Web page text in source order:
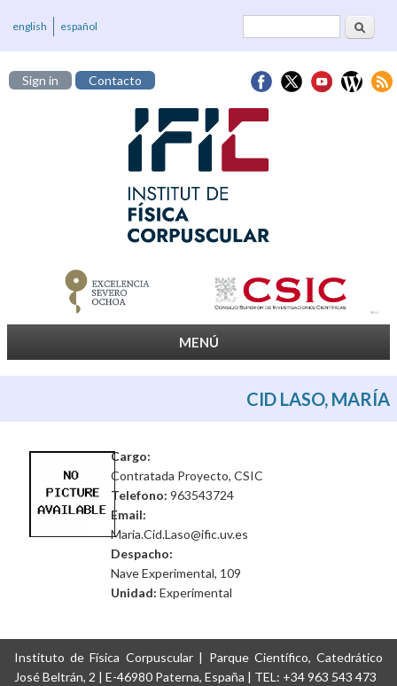
Formulari deCerca
english español
Sign in Contacto
MENÚ
CID LASO, MARÍA
Cargo:
Contratada Proyecto, CSIC
Telefono: 963543724
Email:
Maria.Cid.Laso@ific.uv.es
Despacho:
Nave Experimental, 109
Unidad: Experimental
Instituto de Física Corpuscular | Parque Científico, Catedrático
José Beltrán, 2 | E-46980 Paterna, España | TEL: +34 963 543 473